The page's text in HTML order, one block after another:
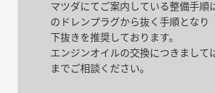
マツダにてご案内している整備手順
のドレンプラグから抜く手順となり
下抜きを推奨しております。
エンジンオイルの交換につきまして
までご相談ください。